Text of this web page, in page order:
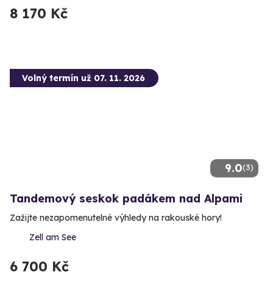
8 170 Kč
9.0(3)
Volný termín už 07. 11. 2026
Tandemový seskok padákem nad Alpami
Zažijte nezapomenutelné výhledy na rakouské hory!
Zell am See
6 700 Kč